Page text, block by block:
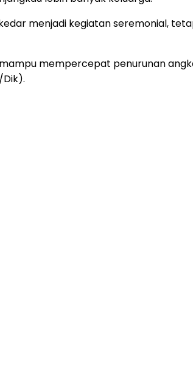
menjadi kegiatan seremonial,
mempercepat penurunan